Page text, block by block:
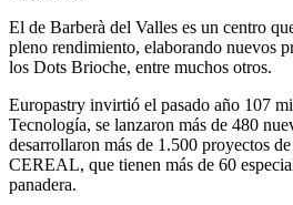
El de Barberà del Valles es un centro
pleno rendimiento, elaborando nuevos
los Dots Brioche, entre muchos otros.
Europastry invirtió el pasado año 107
Tecnología, se lanzaron más de 480
desarrollaron más de 1.500 proyectos
CEREAL, que tienen más de 60
panadera.